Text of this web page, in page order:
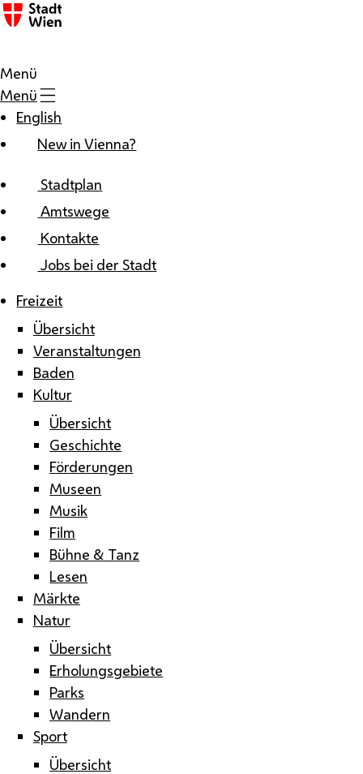
Zum Inhalt
Menü
Menü
English
New in Vienna?
Stadtplan
Amtswege
Kontakte
Jobs bei der Stadt
Freizeit
Übersicht
Veranstaltungen
Baden
Kultur
Übersicht
Geschichte
Förderungen
Museen
Musik
Film
Bühne & Tanz
Lesen
Märkte
Natur
Übersicht
Erholungsgebiete
Parks
Wandern
Sport
Übersicht